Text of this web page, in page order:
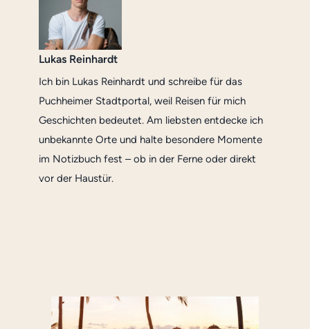
Lukas Reinhardt
Ich bin Lukas Reinhardt und schreibe für das
Puchheimer Stadtportal, weil Reisen für mich
Geschichten bedeutet. Am liebsten entdecke ich
unbekannte Orte und halte besondere Momente
im Notizbuch fest – ob in der Ferne oder direkt
vor der Haustür.